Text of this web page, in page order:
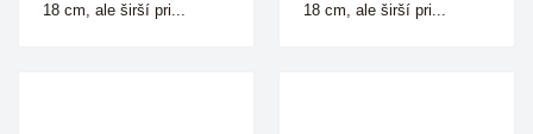
18 cm, ale širší pri...
18 cm, ale širší pri...